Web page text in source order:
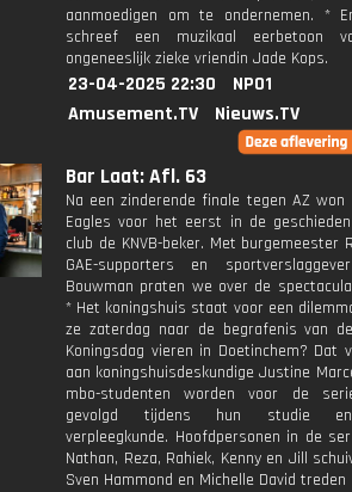
aanmoedigen om te ondernemen. *
schreef een muzikaal eerbetoon
ongeneeslijk zieke vriendin Jade Kops.
23-04-2025 22:30
NPO1
Amusement.TV
Nieuws.TV
Bar Laat: Afl. 63
Na een zinderende finale tegen AZ won
Eagles voor het eerst in de
club de KNVB-beker. Met burgemeester
GAE-supporters en
Bouwman praten we over de
* Het koningshuis staat voor een
ze zaterdag naar de begrafenis van
Koningsdag vieren in Doetinchem? Dat
aan koningshuisdeskundige Justine
mbo-studenten worden voor de
gevolgd tijdens hun studie
verpleegkunde. Hoofdpersonen in de
Nathan, Reza, Rahiek, Kenny en Jill
Sven Hammond en Michelle David treden